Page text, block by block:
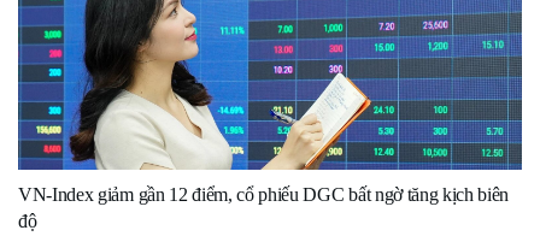
VN-Index giảm gần 12 điểm, cổ phiếu DGC bất ngờ tăng kịch biên
độ